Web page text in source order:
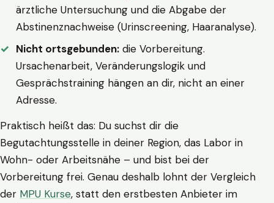
ärztliche Untersuchung und die Abgabe der
Abstinenznachweise (Urinscreening, Haaranalyse).
Nicht ortsgebunden: die Vorbereitung.
Ursachenarbeit, Veränderungslogik und
Gesprächstraining hängen an dir, nicht an einer
Adresse.
Praktisch heißt das: Du suchst dir die
Begutachtungsstelle in deiner Region, das Labor in
Wohn- oder Arbeitsnähe – und bist bei der
Vorbereitung frei. Genau deshalb lohnt der Vergleich
der MPU Kurse, statt den erstbesten Anbieter im